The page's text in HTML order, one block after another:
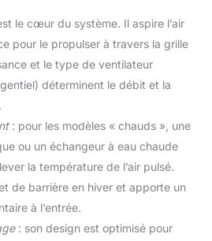
le cœur du système. Il aspire l’air
pour le propulser à travers la grille
et le type de ventilateur
déterminent le débit et la
: pour les modèles « chauds », une
ou un échangeur à eau chaude
la température de l’air pulsé.
de barrière en hiver et apporte un
à l’entrée.
: son design est optimisé pour